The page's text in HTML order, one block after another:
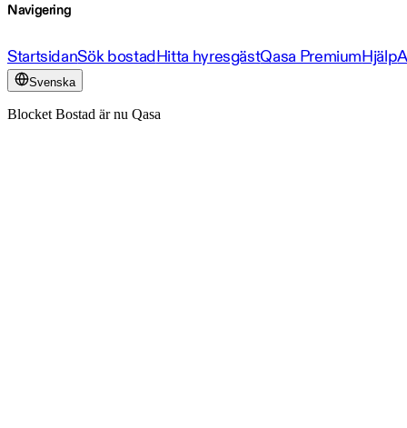
Navigering
StartsidanSök bostadHitta hyresgästQasa PremiumHjälp
Svenska
Blocket Bostad är nu Qasa